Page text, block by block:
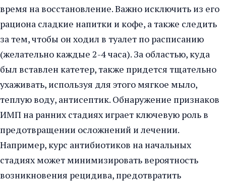
время на восстановление. Важно исключить из его
рациона сладкие напитки и кофе, а также следить
за тем, чтобы он ходил в туалет по расписанию
(желательно каждые 2-4 часа). За областью, куда
был вставлен катетер, также придется тщательно
ухаживать, используя для этого мягкое мыло,
теплую воду, антисептик. Обнаружение признаков
ИМП на ранних стадиях играет ключевую роль в
предотвращении осложнений и лечении.
Например, курс антибиотиков на начальных
стадиях может минимизировать вероятность
возникновения рецидива, предотвратить